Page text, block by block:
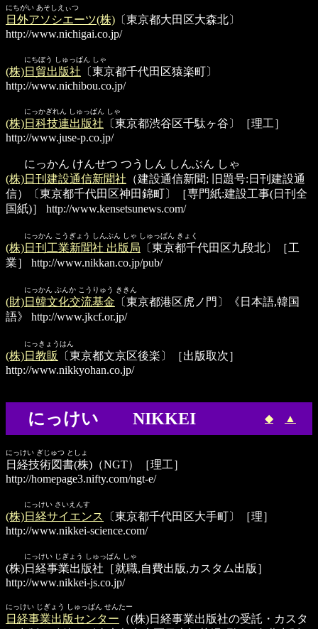
にちがい あそしえぃつ
日外アソシエーツ(株) 〔東京都大田区大森北〕
http://www.nichigai.co.jp/
にちぼう しゅっぱん しゃ
(株)日貿出版社 〔東京都千代田区猿楽町〕
http://www.nichibou.co.jp/
にっかぎれん しゅっぱん しゃ
(株)日科技連出版社 〔東京都渋谷区千駄ヶ谷〕［理工］
http://www.juse-p.co.jp/
にっかん けんせつ つうしん しんぶん しゃ
(株)日刊建設通信新聞社 （建設通信新聞; 旧題号:日刊建設通
信）〔東京都千代田区神田錦町〕［専門紙:建設工事(日刊全
国紙)］
http://www.kensetsunews.com/
にっかん こうぎょう しんぶん しゃ しゅっぱん きょく
(株)日刊工業新聞社 出版局 〔東京都千代田区九段北〕［工
業］
http://www.nikkan.co.jp/pub/
にっかん ぶんか こうりゅう ききん
(財)日韓文化交流基金 〔東京都港区虎ノ門〕《日本語,韓国
語》
http://www.jkcf.or.jp/
にっきょうはん
(株)日教販
〔東京都文京区後楽〕［出版取次］
http://www.nikkyohan.co.jp/
にっけい NIKKEI ◆ ▲
にっけい ぎじゅつ としょ
日経技術図書(株) （NGT）［理工］
http://homepage3.nifty.com/ngt-e/
にっけい さいえんす
(株)日経サイエンス
〔東京都千代田区大手町〕［理］
http://www.nikkei-science.com/
にっけい じぎょう しゅっぱん しゃ
(株)日経事業出版社 ［就職,自費出版,カスタム出版］
http://www.nikkei-js.co.jp/
にっけい じぎょう しゅっぱん せんたー
日経事業出版センター （(株)日経事業出版社の受託・カスタ